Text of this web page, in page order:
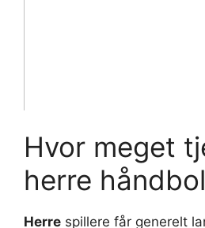
Hvor meget
herre
Herre spillere får generelt